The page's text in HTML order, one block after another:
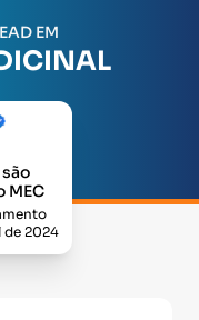
EM
MEC
de 2024